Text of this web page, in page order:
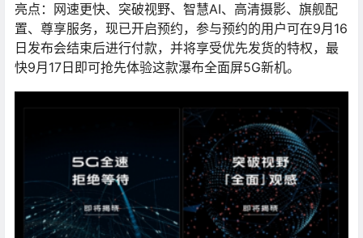
亮点：网速更快、突破视野、智慧AI、高清摄影、旗舰配
置、尊享服务，现已开启预约，参与预约的用户可在9月16
日发布会结束后进行付款，并将享受优先发货的特权，最
快9月17日即可抢先体验这款瀑布全面屏5G新机。